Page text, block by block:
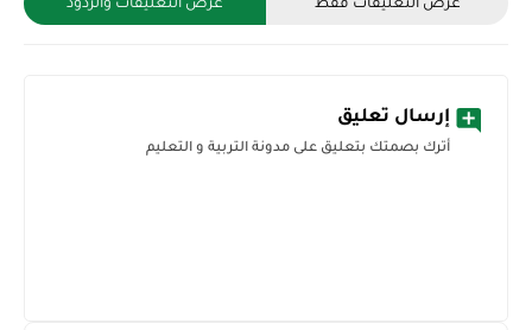
إرسال تعليق
أترك بصمتك بتعليق على مدونة التربية و التعليم